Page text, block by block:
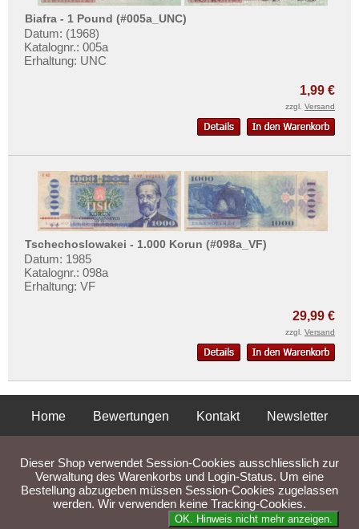
Biafra - 1 Pound (#005a_UNC)
Datum: (1968)
Katalognr.: 005a
Erhaltung: UNC
1,99 €
zzgl. Versand
Tschechoslowakei - 1.000 Korun (#098a_VF)
Datum: 1985
Katalognr.: 098a
Erhaltung: VF
29,99 €
zzgl. Versand
Home Bewertungen Kontakt
Newsletter
Liefer- und Versandkosten
Dieser Shop verwendet Session-Cookies ausschliesslich zur
Verwaltung des Warenkorbs und Login-Status. Um eine
Bestellung abzugeben müssen Session-Cookies zugelassen
werden. Wir verwenden keine Tracking-Cookies.
OK. Hinweis nicht mehr anzeigen.